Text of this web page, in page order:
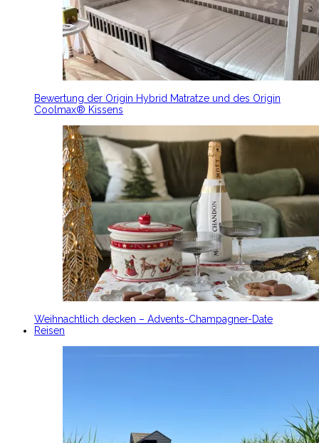
Bewertung der Origin Hybrid Matratze und des Origin
Coolmax® Kissens
Weihnachtlich decken – Advents-Champagner-Date
Reisen